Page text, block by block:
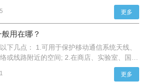
灵活柔性化的、易于大批量生产和生物可相
可以使用“油墨打印”的方法制得。柯林斯研
个很重要的特质：它们可以传输电子和离子
神经元的传递的主要方式。这些特质对于电
的。
更多
用在哪？
移动通信系统天线、
空间; 2.在商店、实验室、国防
网络数据被截获（窃取数据），保护会议室
更多